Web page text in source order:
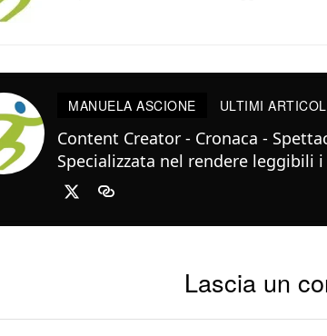
MANUELA ASCIONE ULTIMI
Content Creator - Cronaca -
Specializzata nel rendere leggibili
Lascia un